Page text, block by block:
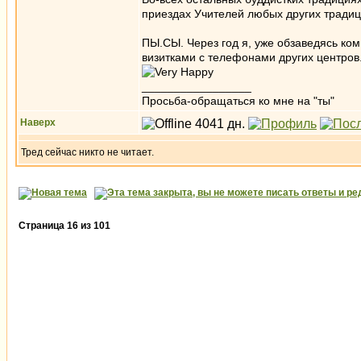
приездах Учителей любых других
ПЫ.СЫ. Через год я, уже обзаведясь
визитками с телефонами других
Просьба-обращаться ко мне на "ты"
Наверх
Тред сейчас никто не читает.
Страница 16 из 101